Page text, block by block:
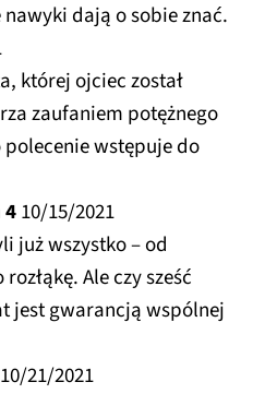
dają o sobie znać.
której ojciec został
zaufaniem potężnego
wstępuje do
10/15/2021
już wszystko – od
Ale czy sześć
jest gwarancją wspólnej
10/21/2021